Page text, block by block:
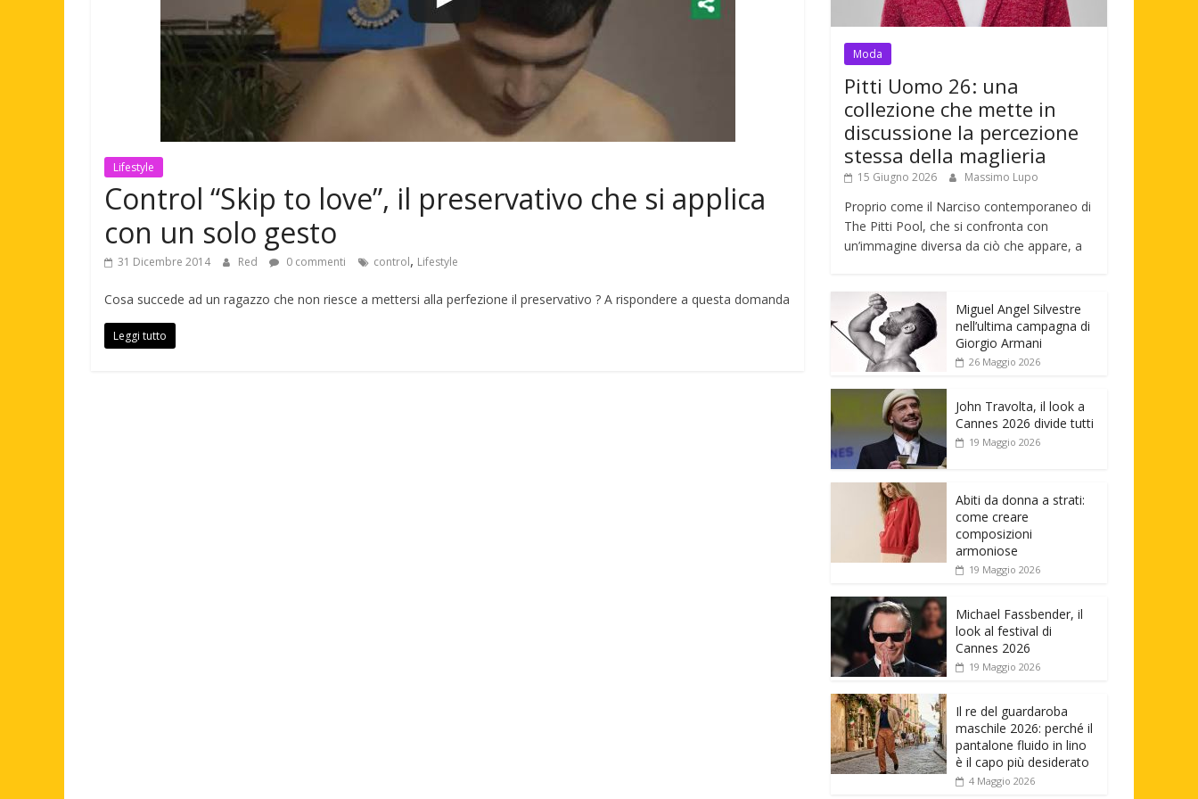
Lifestyle
Control “Skip to love”, il preservativo che si applica
con un solo gesto
31 Dicembre 2014 Red 0 commenti control, Lifestyle
Cosa succede ad un ragazzo che non riesce a mettersi alla perfezione il preservativo ? A rispondere a questa domanda
Leggi tutto
Moda
Pitti Uomo 26: una
collezione che mette in
discussione la percezione
stessa della maglieria
15 Giugno 2026 Massimo Lupo
Proprio come il Narciso contemporaneo di
The Pitti Pool, che si confronta con
un’immagine diversa da ciò che appare, a
Miguel Angel Silvestre
nell’ultima campagna di
Giorgio Armani
26 Maggio 2026
John Travolta, il look a
Cannes 2026 divide tutti
19 Maggio 2026
Abiti da donna a strati:
come creare
composizioni
armoniose
19 Maggio 2026
Michael Fassbender, il
look al festival di
Cannes 2026
19 Maggio 2026
Il re del guardaroba
maschile 2026: perché il
pantalone fluido in lino
è il capo più desiderato
4 Maggio 2026